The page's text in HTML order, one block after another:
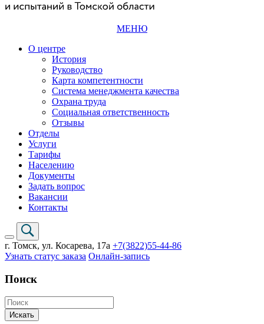
МЕНЮ
О центре
История
Руководство
Карта компетентности
Система менеджмента качества
Охрана труда
Социальная ответственность
Отзывы
Отделы
Услуги
Тарифы
Населению
Документы
Задать вопрос
Вакансии
Контакты
г. Томск, ул. Косарева, 17а +7(3822)55-44-86
Узнать статус заказа Онлайн-запись
Поиск
Искать